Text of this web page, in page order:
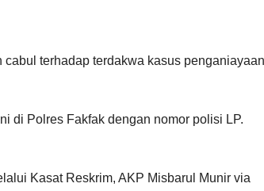
terhadap terdakwa kasus penganiayaan
di Polres Fakfak dengan nomor polisi LP.
Kasat Reskrim, AKP Misbarul Munir via